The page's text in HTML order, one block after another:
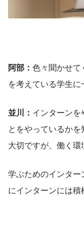
阿部： 色々聞かせて
を考えている学生に
並川： インターンを
とをやっているか
大切ですが、働く環
学ぶためのインタ
にインターンには積